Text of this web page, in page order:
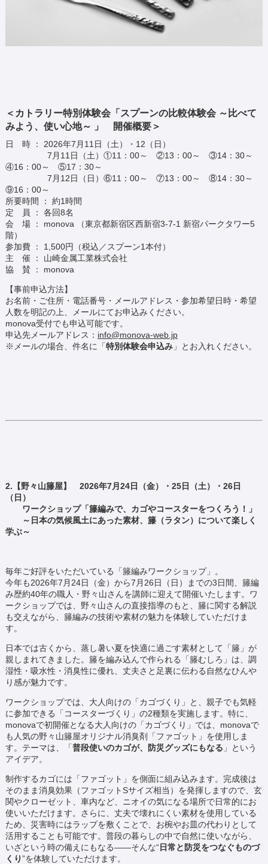
＜カトラリー特別体験会「スプーンの比較体験会 ～比べて
みよう、使い心地～ 」 開催概要＞
日 時 ： 2026年7月11日（土）・12（日）
7月11日（土）①11：00～ ②13：00～ ③14：30～
④16：00～ ⑤17：30～
7月12日（日）⑥11：00～ ⑦13：00～ ⑧14：30～
⑨16：00～
所要時間 ： 約1時間
定 員 ： 各回8名
会 場 ： monova （東京都新宿区西新宿3-7-1 新宿パークタワー5
階）
参加費 ： 1,500円（税込／スプーン1本付）
主 催 ： 山崎金属工業株式会社
協 賛 ： monova
【事前申込方法】
お名前・ご住所・電話番号・メールアドレス・参加希望日時・希望
人数を明記の上、メールにてお申込みください。
monova受付でも申込可能です。
申込先メールアドレス： info@monova-web.jp
※メールの場合、件名に「特別体験会申込み」とお入れください。
2.【野々山籐屋】 2026年7月24日（金）・25日（土）・26日
（日）
ワークショップ「籐編みで、カゴやコースターをつくろう！」
～日本の気候風土にあった素材、籐（ラタン）について楽しく
学ぶ～
毎年ご好評をいただいている「籐編みワークショップ」。
今年も2026年7月24日（金）から7月26日（日）までの3日間、籐編
み歴約40年の職人・野々山さんを講師に迎えて開催いたします。ワ
ークショップでは、野々山さんの直接指導のもと、籐に関する解説
も交えながら、籐編みの技術や素材の魅力を体験していただけま
す。
日本では古くから、蒸し暑い夏を快適に過ごす素材として「籐」が
親しまれてきました。籐を編み込んで作られる「籐むしろ」は、調
湿性・吸水性・消臭性に優れ、丈夫さと足裏に伝わる自然なひんや
り感が魅力です。
ワークショップでは、大人向けの「カゴづくり」と、親子でも気軽
に参加できる「コースターづくり」の2種類を実施します。特に、
monovaで初開催となる大人向けの「カゴづくり」では、monovaで
も人気の野々山籐屋オリジナル消臭剤「ファゴット」を使用しま
す。テーマは、「普段使いのカゴが、防災グッズにもなる 」という
アイデア。
制作するカゴには「ファゴット」を側面に組み込みます。完成後は
そのまま消臭効果（ファゴットSサイズ相当）を発揮しますので、玄
関やクローゼット、車内など、ニオイの気になる場所で日常的にお
使いいただけます。さらに、丈夫で壊れにくい素材を使用している
ため、災害時にはラップを敷くことで、お椀やお皿の代わりとして
活用することも可能です。普段の暮らしの中で自然に使いながら、
いざという時の備えにもなる——そんな“ 日常と防災をつなぐものづ
くり”を体験していただけます。